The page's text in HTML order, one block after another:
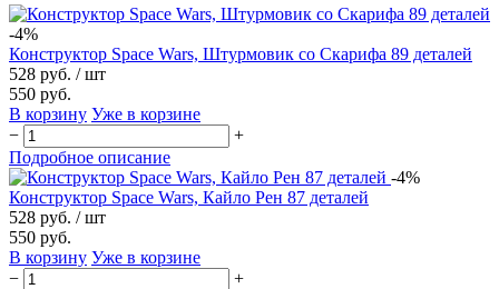
-4%
Конструктор Space Wars, Штурмовик со Скарифа 89 деталей
528 руб. / шт
550 руб.
В корзину Уже в корзине
−
+
Подробное описание
-4%
Конструктор Space Wars, Кайло Рен 87 деталей
528 руб. / шт
550 руб.
В корзину Уже в корзине
−
+